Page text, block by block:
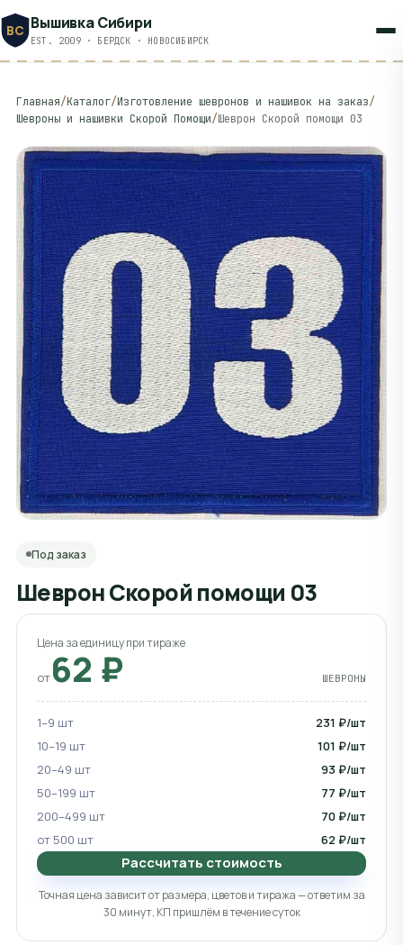
ВС Вышивка Сибири
EST. 2009 · БЕРДСК · НОВОСИБИРСК
Главная/Каталог/Изготовление шевронов и нашивок на заказ/
Шевроны и нашивки Скорой Помощи/Шеврон Скорой помощи 03
Под заказ
Шеврон Скорой помощи 03
Цена за единицу при тираже
от62 ₽ ШЕВРОНЫ
1–9 шт
231 ₽/шт
10–19 шт
101 ₽/шт
20–49 шт
93 ₽/шт
50–199 шт
77 ₽/шт
200–499 шт
70 ₽/шт
от 500 шт
62 ₽/шт
Рассчитать стоимость
Точная цена зависит от размера, цветов и тиража — ответим за
30 минут, КП пришлём в течение суток